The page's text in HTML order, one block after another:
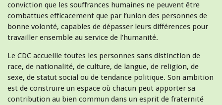
conviction que les souffrances humaines ne peuvent être
combattues efficacement que par l’union des personnes de
bonne volonté, capables de dépasser leurs différences pour
travailler ensemble au service de l’humanité.
Le CDC accueille toutes les personnes sans distinction de
race, de nationalité, de culture, de langue, de religion, de
sexe, de statut social ou de tendance politique. Son ambition
est de construire un espace où chacun peut apporter sa
contribution au bien commun dans un esprit de fraternité